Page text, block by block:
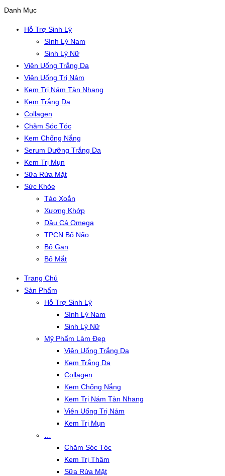
Danh Mục
Hỗ Trợ Sinh Lý
SInh Lý Nam
Sinh Lý Nữ
Viên Uống Trắng Da
Viên Uống Trị Nám
Kem Trị Nám Tàn Nhang
Kem Trắng Da
Collagen
Chăm Sóc Tóc
Kem Chống Nắng
Serum Dưỡng Trắng Da
Kem Trị Mụn
Sữa Rửa Mặt
Sức Khỏe
Tảo Xoắn
Xương Khớp
Dầu Cá Omega
TPCN Bổ Não
Bổ Gan
Bổ Mắt
Trang Chủ
Sản Phẩm
Hỗ Trợ Sinh Lý
SInh Lý Nam
Sinh Lý Nữ
Mỹ Phẩm Làm Đẹp
Viên Uống Trắng Da
Kem Trắng Da
Collagen
Kem Chống Nắng
Kem Trị Nám Tàn Nhang
Viên Uống Trị Nám
Kem Trị Mụn
Chăm Sóc Tóc
Kem Trị Thâm
Sữa Rửa Mặt